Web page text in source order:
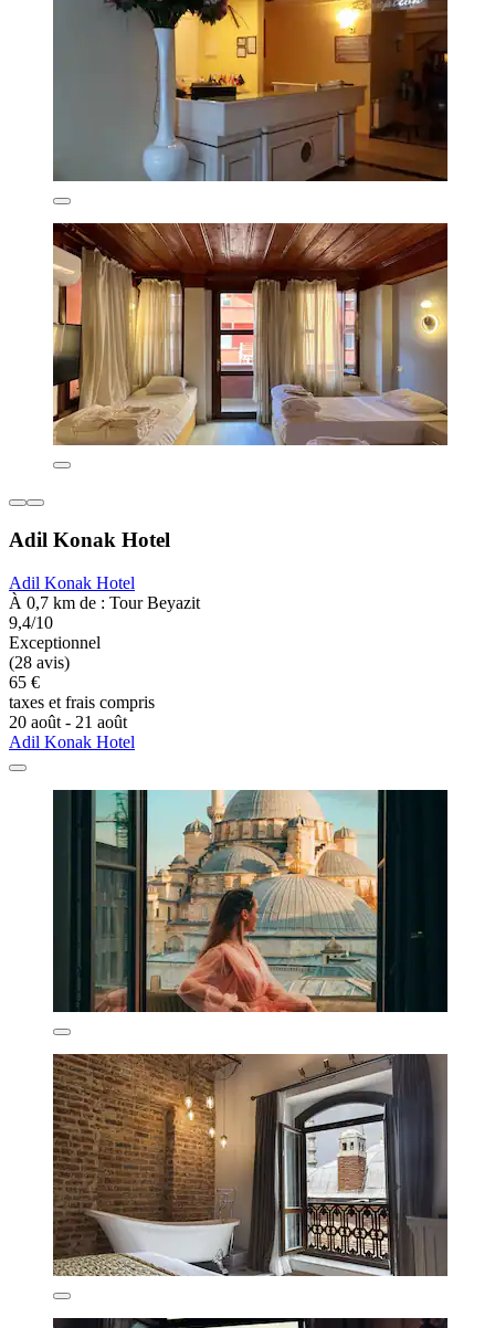
Adil Konak Hotel
Adil Konak Hotel
À 0,7 km de : Tour Beyazit
9,4/10
Exceptionnel
(28 avis)
65 €
taxes et frais compris
20 août - 21 août
Adil Konak Hotel